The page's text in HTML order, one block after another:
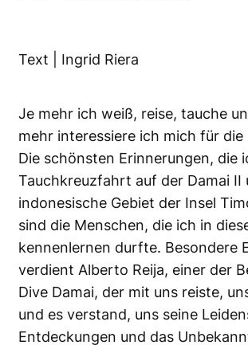
Text | Ingrid Riera
Je mehr ich weiß, reise, tauche
mehr interessiere ich mich für die
Die schönsten Erinnerungen, die
Tauchkreuzfahrt auf der Damai II
indonesische Gebiet der Insel
sind die Menschen, die ich in
kennenlernen durfte. Besondere
verdient Alberto Reija, einer der
Dive Damai, der mit uns reiste,
und es verstand, uns seine
Entdeckungen und das